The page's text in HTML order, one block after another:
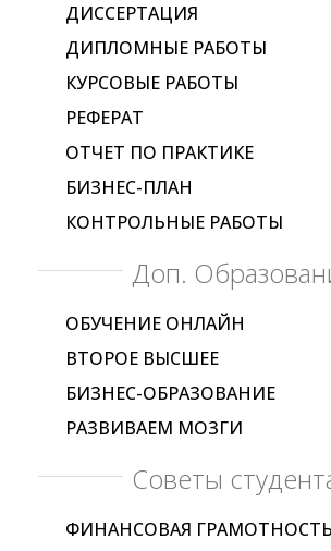
ДИССЕРТАЦИЯ
ДИПЛОМНЫЕ РАБОТЫ
КУРСОВЫЕ РАБОТЫ
РЕФЕРАТ
ОТЧЕТ ПО ПРАКТИКЕ
БИЗНЕС-ПЛАН
КОНТРОЛЬНЫЕ РАБОТЫ
Доп.
ОБУЧЕНИЕ ОНЛАЙН
ВТОРОЕ ВЫСШЕЕ
БИЗНЕС-ОБРАЗОВАНИЕ
РАЗВИВАЕМ МОЗГИ
Советы
ФИНАНСОВАЯ ГРАМОТНОСТЬ